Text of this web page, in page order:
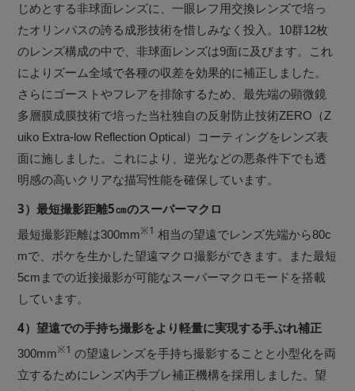
じめとする非球面レンズに、一眼レフ用交換レンズで培っ
たオリンパスの誇る成形技術を惜しみなく投入。10群12枚
のレンズ構成の中で、非球面レンズは9面に及びます。これ
によりズーム全域で各種の収差を効果的に補正しました。
さらにゴーストやフレアを排除するため、最先端の顕微鏡
多層膜成膜技術で培った当社独自の反射防止技術ZERO（Z
uiko Extra-low Reflection Optical）コーティングをレンズ表
面に施しました。これにより、逆光などの悪条件下でも透
明感の高いクリアな描写性能を確保しています。
3）最短撮影距離5㎝のスーパーマクロ
最短撮影距離は300mm※1 相当の望遠でレンズ先端から80c
mで、ボケを生かした望遠マクロ撮影ができます。また最短
5cmまでの近接撮影が可能なスーパーマクロモードを搭載
しています。
4）望遠での手持ち撮影をより軽量に実現する手ぶれ補正
300mm※1 の望遠レンズを手持ち撮影することと小型化を両
立するためにレンズ内手ブレ補正機構を採用しました。望